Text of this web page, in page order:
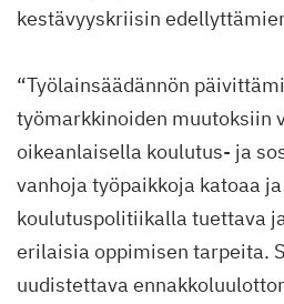
kestävyyskriisin
“Työlainsäädännön
työmarkkinoiden muutoksiin
oikeanlaisella koulutus- ja
vanhoja työpaikkoja katoaa
koulutuspolitiikalla tuettava
erilaisia oppimisen tarpeita.
uudistettava